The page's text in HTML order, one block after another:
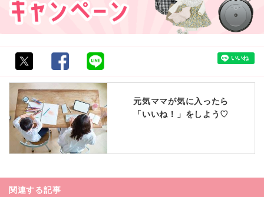
元気ママが気に入ったら
「いいね！」をしよう♡
関連する記事